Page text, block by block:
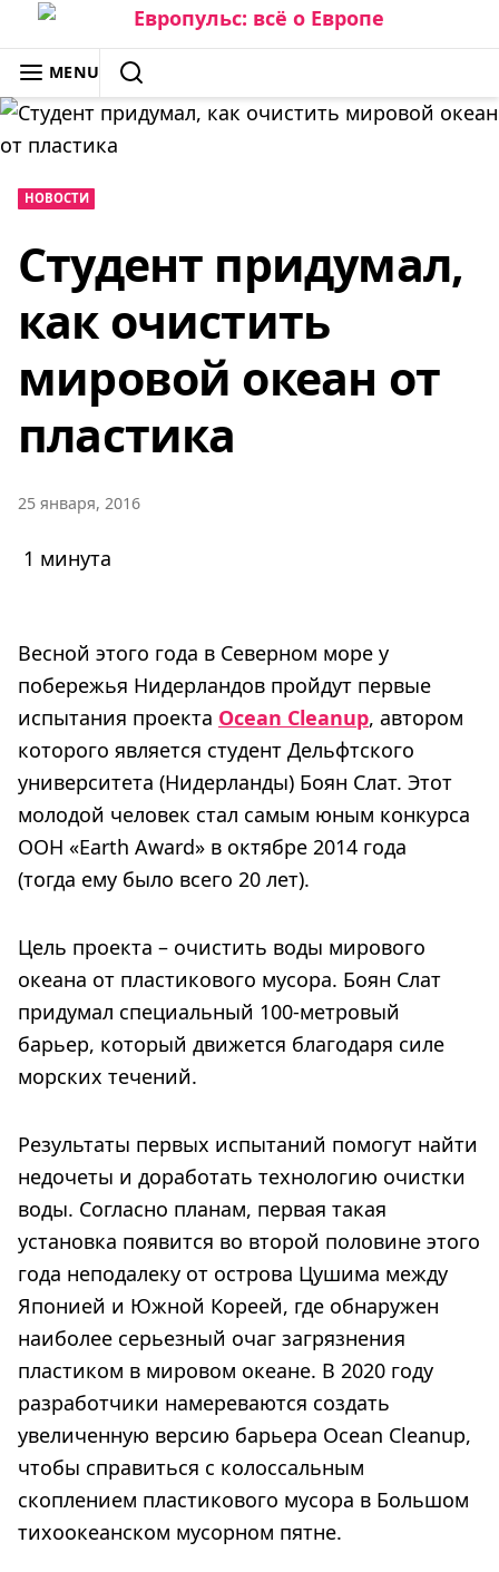
Skip
to
content
ЕВРОПУЛЬС: ВСЁ О ЕВРОПЕ
MENU
SEARCH
НОВОСТИ
Студент придумал,
как очистить
мировой океан от
пластика
25 января, 2016
1 минута
Весной этого года в Северном море у
побережья Нидерландов пройдут первые
испытания проекта Ocean Cleanup, автором
которого является студент Дельфтского
университета (Нидерланды) Боян Слат. Этот
молодой человек стал самым юным конкурса
ООН «Earth Award» в октябре 2014 года
(тогда ему было всего 20 лет).
Цель проекта – очистить воды мирового
океана от пластикового мусора. Боян Слат
придумал специальный 100-метровый
барьер, который движется благодаря силе
морских течений.
Результаты первых испытаний помогут найти
недочеты и доработать технологию очистки
воды. Согласно планам, первая такая
установка появится во второй половине этого
года неподалеку от острова Цушима между
Японией и Южной Кореей, где обнаружен
наиболее серьезный очаг загрязнения
пластиком в мировом океане. В 2020 году
разработчики намереваются создать
увеличенную версию барьера Ocean Cleanup,
чтобы справиться с колоссальным
скоплением пластикового мусора в Большом
тихоокеанском мусорном пятне.